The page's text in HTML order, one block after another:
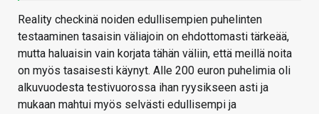
Reality checkinä noiden edullisempien puhelinten
testaaminen tasaisin väliajoin on ehdottomasti tärkeää,
mutta haluaisin vain korjata tähän väliin, että meillä noita
on myös tasaisesti käynyt. Alle 200 euron puhelimia oli
alkuvuodesta testivuorossa ihan ryysikseen asti ja
mukaan mahtui myös selvästi edullisempi ja